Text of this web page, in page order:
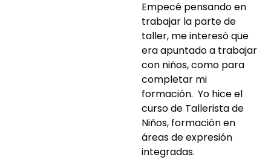
Empecé pensando en
trabajar la parte de
taller, me interesó que
era apuntado a trabajar
con niños, como para
completar mi
formación. Yo hice el
curso de Tallerista de
Niños, formación en
áreas de expresión
integradas.